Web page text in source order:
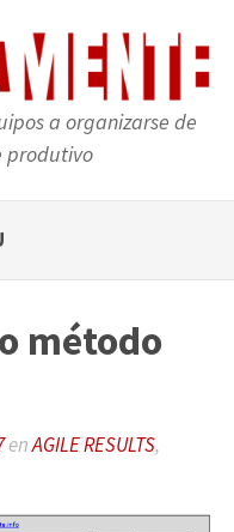
a organizarse de
produtivo
método
enAGILE RESULTS,